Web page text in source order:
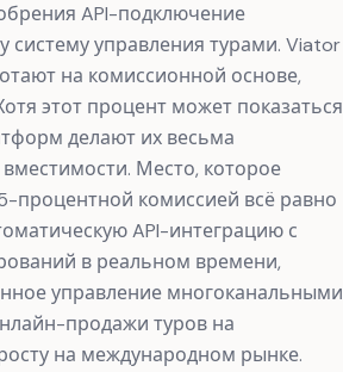
API-подключение
управления турами. Viator
на комиссионной основе,
этот процент может показаться
делают их весьма
Место, которое
процентной комиссией всё равно
API-интеграцию с
в реальном времени,
управление многоканальными
продажи туров на
на международном рынке.